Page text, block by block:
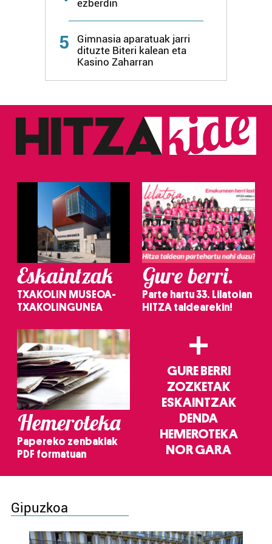
ezberdin
5
Gimnasia aparatuak jarri
dituzte Biteri kalean eta
Kasino Zaharran
Eskaintzak
TXAKOLIN MUSEOA-
TXAKOLINGUNEA
Gure berri.
Parte hartu 33. Lilatoian
HITZA taldearekin!
Hemeroteka
Papereko zenbakiak
PDF formatuan
+
GURE BERRI
ZOZKETAK
ESKAINTZAK
DENDA
HEMEROTEKA
NOR GARA
Gipuzkoa